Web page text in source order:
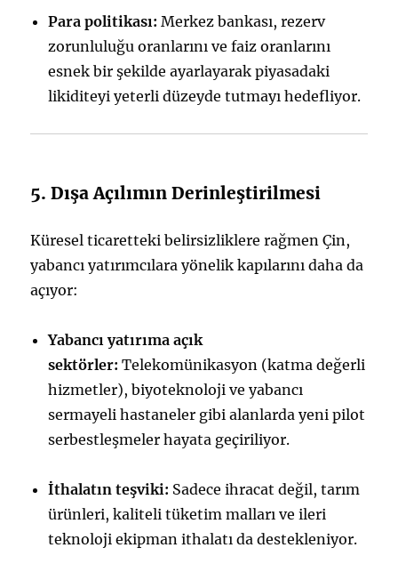
Para politikası: Merkez bankası, rezerv
zorunluluğu oranlarını ve faiz oranlarını
esnek bir şekilde ayarlayarak piyasadaki
likiditeyi yeterli düzeyde tutmayı hedefliyor.
5. Dışa Açılımın Derinleştirilmesi
Küresel ticaretteki belirsizliklere rağmen Çin,
yabancı yatırımcılara yönelik kapılarını daha da
açıyor:
Yabancı yatırıma açık
sektörler: Telekomünikasyon (katma değerli
hizmetler), biyoteknoloji ve yabancı
sermayeli hastaneler gibi alanlarda yeni pilot
serbestleşmeler hayata geçiriliyor.
İthalatın teşviki: Sadece ihracat değil, tarım
ürünleri, kaliteli tüketim malları ve ileri
teknoloji ekipman ithalatı da destekleniyor.